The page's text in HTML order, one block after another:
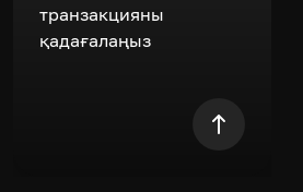
транзакцияны
қадағалаңыз